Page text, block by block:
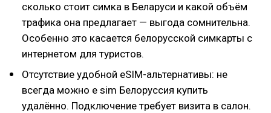
сколько стоит симка в Беларуси и какой объём
трафика она предлагает — выгода сомнительна.
Особенно это касается белорусской симкарты с
интернетом для туристов.
Отсутствие удобной eSIM-альтернативы: не
всегда можно e sim Белоруссия купить
удалённо. Подключение требует визита в салон.